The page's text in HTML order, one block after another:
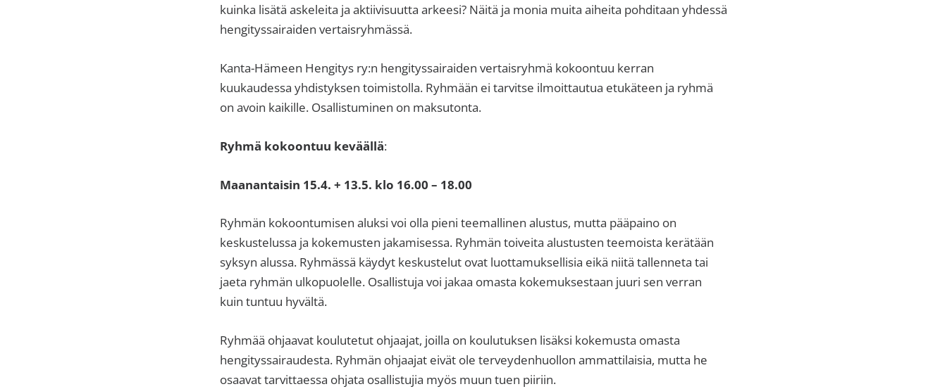
kuinka lisätä askeleita ja aktiivisuutta arkeesi? Näitä ja monia muita aiheita pohditaan yhdessä
hengityssairaiden vertaisryhmässä.
Kanta-Hämeen Hengitys ry:n hengityssairaiden vertaisryhmä kokoontuu kerran
kuukaudessa yhdistyksen toimistolla. Ryhmään ei tarvitse ilmoittautua etukäteen ja ryhmä
on avoin kaikille. Osallistuminen on maksutonta.
Ryhmä kokoontuu keväällä:
Maanantaisin 15.4. + 13.5. klo 16.00 – 18.00
Ryhmän kokoontumisen aluksi voi olla pieni teemallinen alustus, mutta pääpaino on
keskustelussa ja kokemusten jakamisessa. Ryhmän toiveita alustusten teemoista kerätään
syksyn alussa. Ryhmässä käydyt keskustelut ovat luottamuksellisia eikä niitä tallenneta tai
jaeta ryhmän ulkopuolelle. Osallistuja voi jakaa omasta kokemuksestaan juuri sen verran
kuin tuntuu hyvältä.
Ryhmää ohjaavat koulutetut ohjaajat, joilla on koulutuksen lisäksi kokemusta omasta
hengityssairaudesta. Ryhmän ohjaajat eivät ole terveydenhuollon ammattilaisia, mutta he
osaavat tarvittaessa ohjata osallistujia myös muun tuen piiriin.